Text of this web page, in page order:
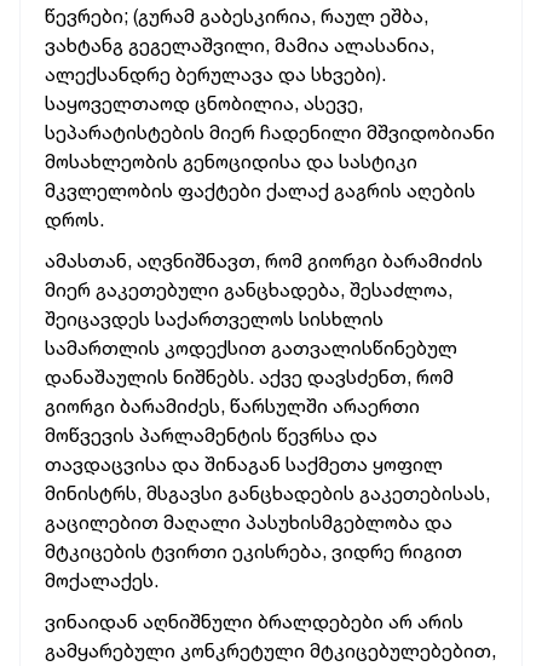
წევრები; (გურამ გაბესკირია, რაულ ეშბა,
ვახტანგ გეგელაშვილი, მამია ალასანია,
ალექსანდრე ბერულავა და სხვები).
საყოველთაოდ ცნობილია, ასევე,
სეპარატისტების მიერ ჩადენილი მშვიდობიანი
მოსახლეობის გენოციდისა და სასტიკი
მკვლელობის ფაქტები ქალაქ გაგრის აღების
დროს.
ამასთან, აღვნიშნავთ, რომ გიორგი ბარამიძის
მიერ გაკეთებული განცხადება, შესაძლოა,
შეიცავდეს საქართველოს სისხლის
სამართლის კოდექსით გათვალისწინებულ
დანაშაულის ნიშნებს. აქვე დავსძენთ, რომ
გიორგი ბარამიძეს, წარსულში არაერთი
მოწვევის პარლამენტის წევრსა და
თავდაცვისა და შინაგან საქმეთა ყოფილ
მინისტრს, მსგავსი განცხადების გაკეთებისას,
გაცილებით მაღალი პასუხისმგებლობა და
მტკიცების ტვირთი ეკისრება, ვიდრე რიგით
მოქალაქეს.
ვინაიდან აღნიშნული ბრალდებები არ არის
გამყარებული კონკრეტული მტკიცებულებებით,